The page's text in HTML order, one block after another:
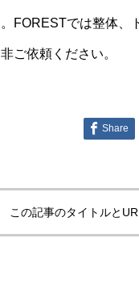
FORESTでは整体
ご依頼ください。
Share
この記事のタイトルと